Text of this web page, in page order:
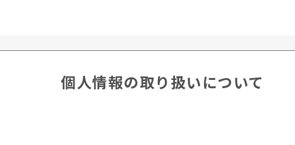
個人情報の取り扱いについて